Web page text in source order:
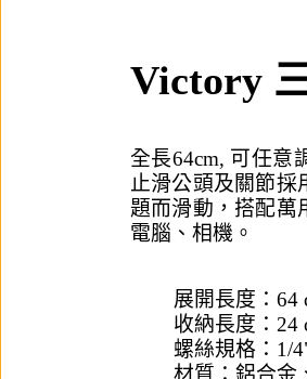
Victory
全長64cm, 可任意
止滑公頭及關節採
題而滑動，搭配萬
電腦、相機。
展開長度：64
收納長度：24
螺絲規格：1/
材質：鋁合金